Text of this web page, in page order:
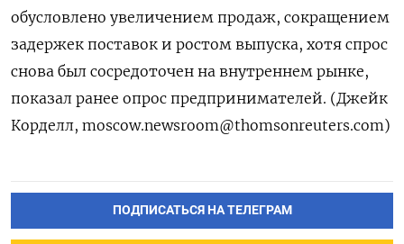
обусловлено увеличением продаж, сокращением
задержек поставок и ростом выпуска, хотя спрос
снова был сосредоточен на внутреннем рынке,
показал ранее опрос предпринимателей. (Джейк
Корделл, moscow.newsroom@thomsonreuters.com)
ПОДПИСАТЬСЯ НА ТЕЛЕГРАМ